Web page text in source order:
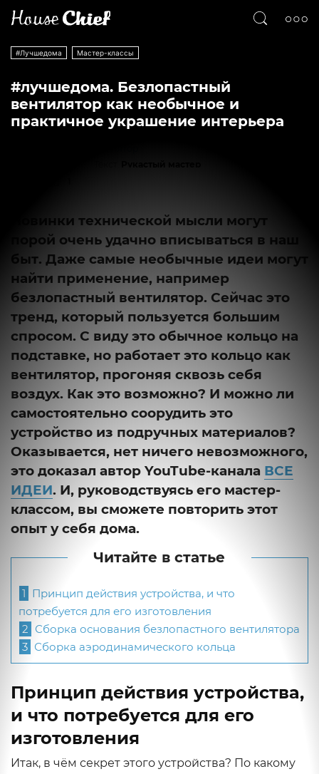
#Лучшедома Мастер-классы
#лучшедома. Безлопастный
вентилятор как необычное и
практичное украшение интерьера
Новинки технической мысли могут
порой очень удачно вписываться в наш
быт. Даже самые необычные идеи могут
найти применение, например
безлопастный вентилятор. Сейчас это
тренд, который пользуется большим
спросом. С виду это обычное кольцо на
подставке, но работает это кольцо как
вентилятор, прогоняя сквозь себя
воздух. Как это возможно? И можно ли
самостоятельно соорудить это
устройство из подручных материалов?
Оказывается, нет ничего невозможного,
это доказал автор YouTube-канала ВСЕ
ИДЕИ. И, руководствуясь его мастер-
классом, вы сможете повторить этот
опыт у себя дома.
Читайте в статье
1 Принцип действия устройства, и что
потребуется для его изготовления
2 Сборка основания безлопастного вентилятора
3 Сборка аэродинамического кольца
Принцип действия устройства,
и что потребуется для его
изготовления
Итак, в чём секрет этого устройства? По какому